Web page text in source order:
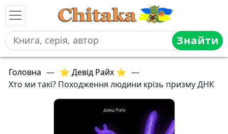
Знайти
Головна — ⭐ Девід Райх ⭐ —
Хто ми такі? Походження людини крізь призму ДНК